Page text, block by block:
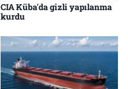
CIA Küba'da gizli yapılanma
kurdu